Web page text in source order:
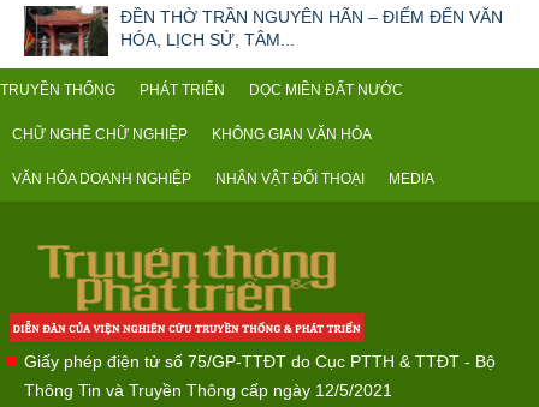
ĐỀN THỜ TRẦN NGUYÊN HÃN – ĐIỂM ĐẾN VĂN
HÓA, LỊCH SỬ, TÂM...
TRUYỀN THỐNG PHÁT TRIỂN DỌC MIỀN ĐẤT NƯỚC
CHỮ NGHỀ CHỮ NGHIỆP KHÔNG GIAN VĂN HÓA
VĂN HÓA DOANH NGHIỆP NHÂN VẬT ĐỐI THOẠI MEDIA
Giấy phép điện tử số 75/GP-TTĐT do Cục PTTH & TTĐT - Bộ
Thông Tin và Truyền Thông cấp ngày 12/5/2021